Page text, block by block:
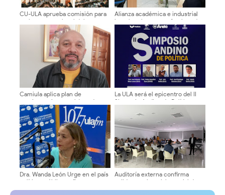
CU-ULA aprueba comisión para
revisar estatus legal del
personal con múltiples cargos
Alianza académica e industrial
impulsa el sector cafetalero de
Mérida
Camiula aplica plan de
contingencia para el área de
Emergencia ante temporada
vacacional
La ULA será el epicentro del II
Simposio Andino de Política
“Transición: ¿Hacia dónde
vamos?”
Dra. Wanda León Urge en el país
políticas públicas eficaces que
aminoren las secuelas de
Auditoría externa confirma
solidez patrimonial y social de
Fonprula